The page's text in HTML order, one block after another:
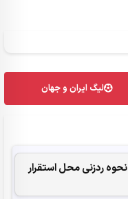
لیگ ایران و جهان
ردزنی محل استقرار